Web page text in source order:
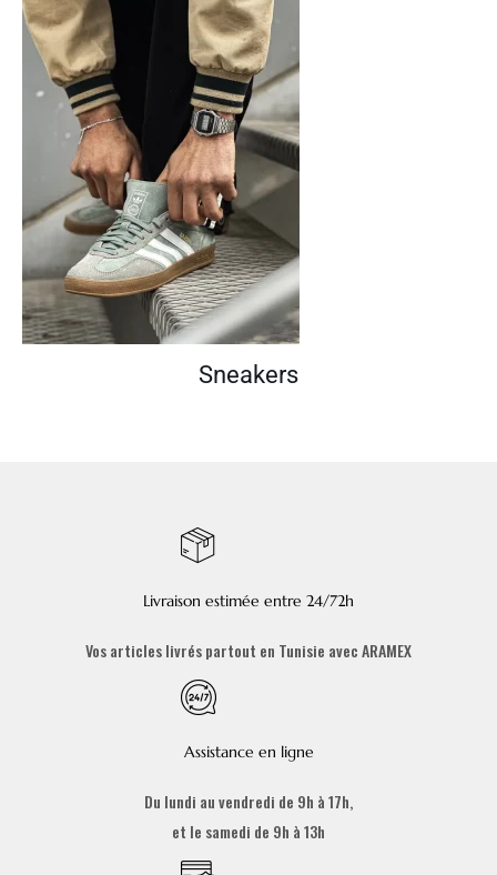
Sneakers
Livraison estimée entre 24/72h
Vos articles livrés partout en Tunisie avec ARAMEX
Assistance en ligne
Du lundi au vendredi de 9h à 17h,
et le samedi de 9h à 13h